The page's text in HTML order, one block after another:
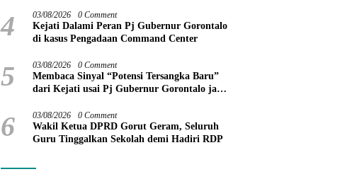
4 03/08/2026 0 Comment
Kejati Dalami Peran Pj Gubernur Gorontalo
di kasus Pengadaan Command Center
5 03/08/2026 0 Comment
Membaca Sinyal “Potensi Tersangka Baru”
dari Kejati usai Pj Gubernur Gorontalo jadi
6 03/08/2026 0 Comment
Wakil Ketua DPRD Gorut Geram, Seluruh
Guru Tinggalkan Sekolah demi Hadiri RDP